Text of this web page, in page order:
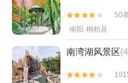


50
南阳·桐柏县
南湾湖风景区

